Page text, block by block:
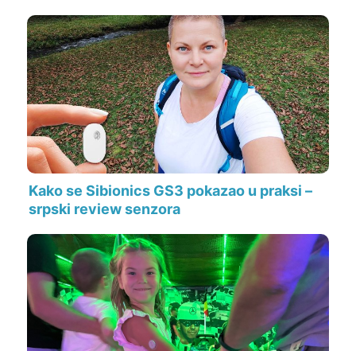
Kako se Sibionics GS3 pokazao u praksi –
srpski review senzora